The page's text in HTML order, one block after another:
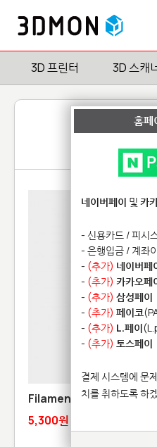
3D 프린터 3D 스캐
Filament Cutter Lever -
5,300원
홈페
네이버페이 및 카
- 신용카드 / 피시
- 은행입금 / 계좌
- (추가) 네이버페
- (추가) 카카오페
- (추가) 삼성페이
- (추가) 페이코
- (추가) L.페이
- (추가) 토스페이
결제 시스템에 문
치를 취하도록 하